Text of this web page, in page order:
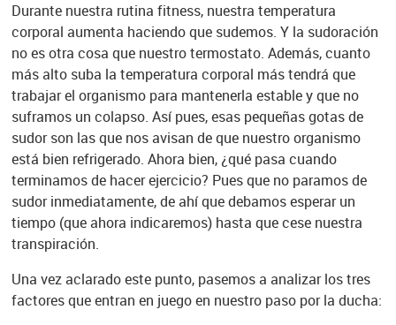
Durante nuestra rutina fitness, nuestra temperatura
corporal aumenta haciendo que sudemos. Y la sudoración
no es otra cosa que nuestro termostato. Además, cuanto
más alto suba la temperatura corporal más tendrá que
trabajar el organismo para mantenerla estable y que no
suframos un colapso. Así pues, esas pequeñas gotas de
sudor son las que nos avisan de que nuestro organismo
está bien refrigerado. Ahora bien, ¿qué pasa cuando
terminamos de hacer ejercicio? Pues que no paramos de
sudor inmediatamente, de ahí que debamos esperar un
tiempo (que ahora indicaremos) hasta que cese nuestra
transpiración.
Una vez aclarado este punto, pasemos a analizar los tres
factores que entran en juego en nuestro paso por la ducha: